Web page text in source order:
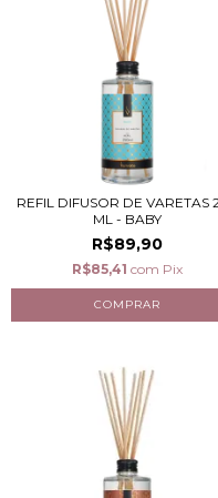
REFIL DIFUSOR DE VARETAS
ML - BABY
R$89,90
R$85,41 com Pix